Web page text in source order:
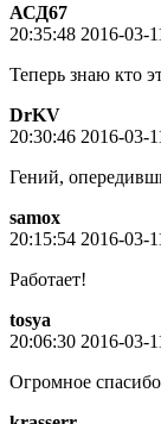
АСД67
20:35:48 2016-03-
Теперь знаю кто
DrKV
20:30:46 2016-03-
Гений,
samox
20:15:54 2016-03-
Работает!
tosya
20:06:30 2016-03-
Огромное